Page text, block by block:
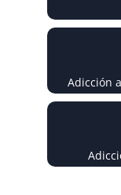
Adicción